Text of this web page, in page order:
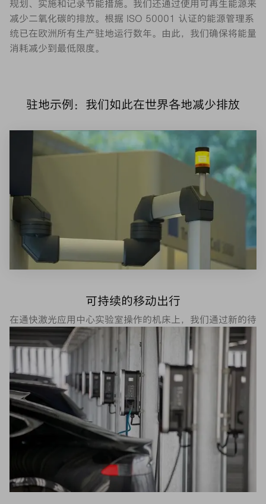
规划、实施和记录节能措施。我们还通过使用可再生能源来
减少二氧化碳的排放。根据 ISO 50001 认证的能源管理系
统已在欧洲所有生产驻地运行数年。由此，我们确保将能量
消耗减少到最低限度。
驻地示例：我们如此在世界各地减少排放
在通快激光应用中心实验室操作的机床上，我们通过新的待
机版本将耗电量降低了 25%。
可持续的移动出行